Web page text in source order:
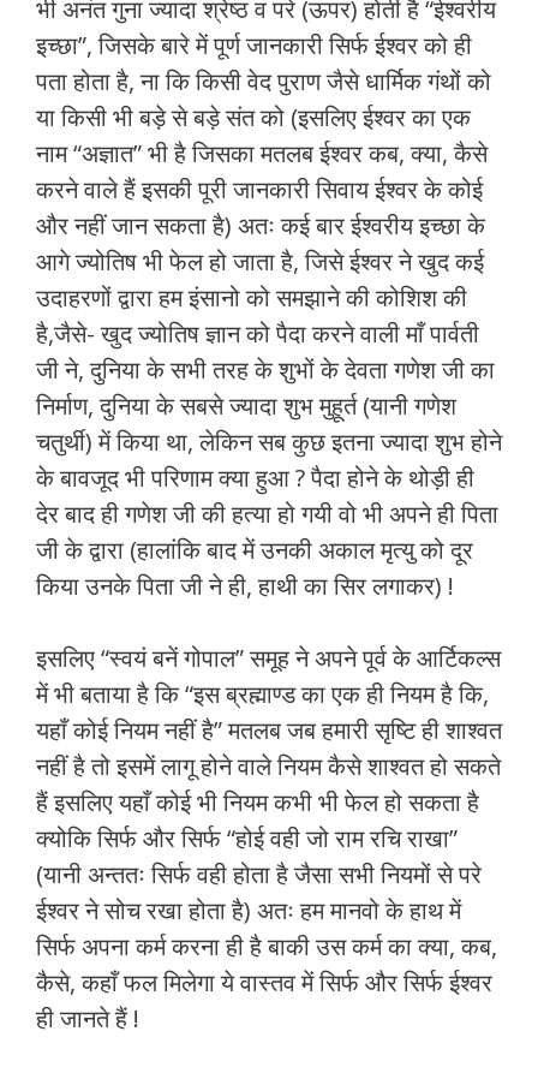
भी अनंत गुना ज्यादा श्रेष्ठ व परे (ऊपर) होती है “ईश्वरीय
इच्छा”, जिसके बारे में पूर्ण जानकारी सिर्फ ईश्वर को ही
पता होता है, ना कि किसी वेद पुराण जैसे धार्मिक गंथों को
या किसी भी बड़े से बड़े संत को (इसलिए ईश्वर का एक
नाम “अज्ञात” भी है जिसका मतलब ईश्वर कब, क्या, कैसे
करने वाले हैं इसकी पूरी जानकारी सिवाय ईश्वर के कोई
और नहीं जान सकता है) अतः कई बार ईश्वरीय इच्छा के
आगे ज्योतिष भी फेल हो जाता है, जिसे ईश्वर ने खुद कई
उदाहरणों द्वारा हम इंसानो को समझाने की कोशिश की
है,जैसे- खुद ज्योतिष ज्ञान को पैदा करने वाली माँ पार्वती
जी ने, दुनिया के सभी तरह के शुभों के देवता गणेश जी का
निर्माण, दुनिया के सबसे ज्यादा शुभ मुहूर्त (यानी गणेश
चतुर्थी) में किया था, लेकिन सब कुछ इतना ज्यादा शुभ होने
के बावजूद भी परिणाम क्या हुआ ? पैदा होने के थोड़ी ही
देर बाद ही गणेश जी की हत्या हो गयी वो भी अपने ही पिता
जी के द्वारा (हालांकि बाद में उनकी अकाल मृत्यु को दूर
किया उनके पिता जी ने ही, हाथी का सिर लगाकर) !
इसलिए “स्वयं बनें गोपाल” समूह ने अपने पूर्व के आर्टिकल्स
में भी बताया है कि “इस ब्रह्माण्ड का एक ही नियम है कि,
यहाँ कोई नियम नहीं है” मतलब जब हमारी सृष्टि ही शाश्वत
नहीं है तो इसमें लागू होने वाले नियम कैसे शाश्वत हो सकते
हैं इसलिए यहाँ कोई भी नियम कभी भी फेल हो सकता है
क्योकि सिर्फ और सिर्फ “होई वही जो राम रचि राखा”
(यानी अन्ततः सिर्फ वही होता है जैसा सभी नियमों से परे
ईश्वर ने सोच रखा होता है) अतः हम मानवो के हाथ में
सिर्फ अपना कर्म करना ही है बाकी उस कर्म का क्या, कब,
कैसे, कहाँ फल मिलेगा ये वास्तव में सिर्फ और सिर्फ ईश्वर
ही जानते हैं !